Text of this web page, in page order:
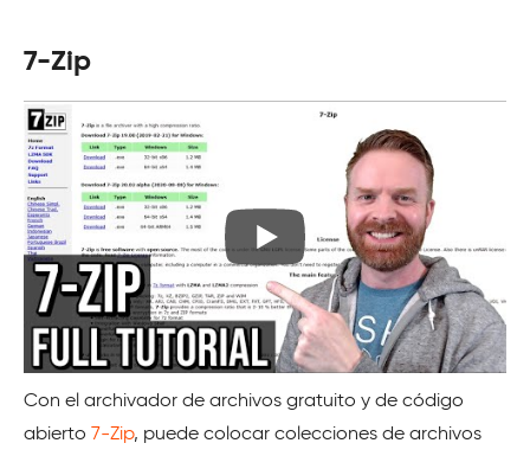
7-Zip
Con el archivador de archivos gratuito y de código
abierto 7-Zip, puede colocar colecciones de archivos